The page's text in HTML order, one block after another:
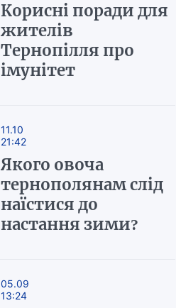
Корисні поради для
жителів
Тернопілля про
імунітет
11.10
21:42
Якого овоча
тернополянам слід
наїстися до
настання зими?
05.09
13:24